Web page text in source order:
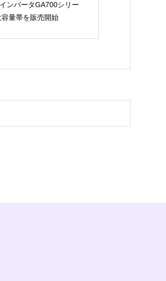
ンバータGA700シリー
容量帯を販売開始